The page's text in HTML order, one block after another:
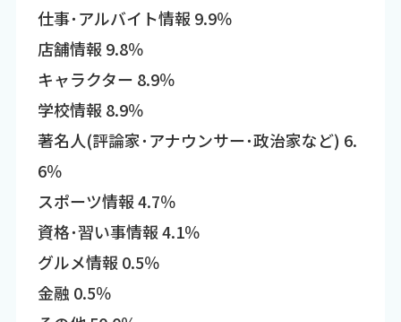
仕事･アルバイト情報 9.9％
店舗情報 9.8％
キャラクター 8.9％
学校情報 8.9％
著名人(評論家･アナウンサー･政治家など) 6.
6％
スポーツ情報 4.7％
資格･習い事情報 4.1％
グルメ情報 0.5％
金融 0.5％